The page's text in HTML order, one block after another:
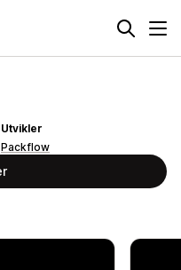
Utvikler
Packflow